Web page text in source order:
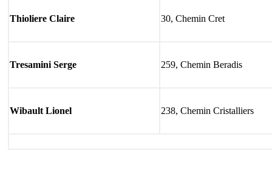
Thioliere Claire 30, Chemin Cret
Tresamini Serge 259, Chemin Beradis
Wibault Lionel 238, Chemin Cristalliers